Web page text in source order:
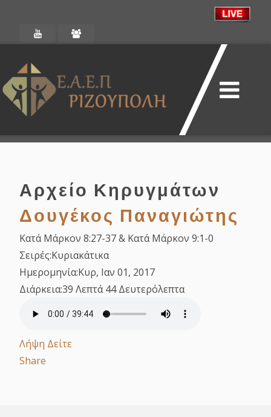
Αρχείο Κηρυγμάτων
Δουγέκος Παναγιώτης
Κατά Μάρκον 8:27-37 & Κατά Μάρκον 9:1-0
Σειρές:Κυριακάτικα
Ημερομηνία:Κυρ, Ιαν 01, 2017
Διάρκεια:39 Λεπτά 44 Δευτερόλεπτα
Λήψη Δείτε
Share